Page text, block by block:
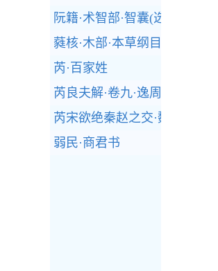
阮籍·术智部·智囊(选录)
蕤核·木部·本草纲目
芮·百家姓
芮良夫解·卷九·逸周书
芮宋欲绝秦赵之交·魏四·战国策
弱民·商君书